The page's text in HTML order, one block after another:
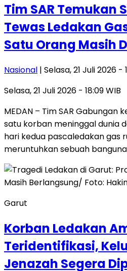
Tim SAR Temukan
Tewas Ledakan
Satu Orang Masih
Nasional | Selasa, 21 Juli 2026 -
Selasa, 21 Juli 2026 - 18:09 WIB
MEDAN – Tim SAR Gabungan
satu korban meninggal dunia
hari kedua pascaledakan gas
meruntuhkan sebuah
Garut
Korban Ledakan
Teridentifikasi,
Jenazah Segera